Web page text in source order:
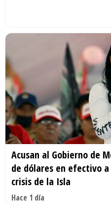
Acusan al Gobierno de
de dólares en efectivo
crisis de la Isla
Hace 1 día